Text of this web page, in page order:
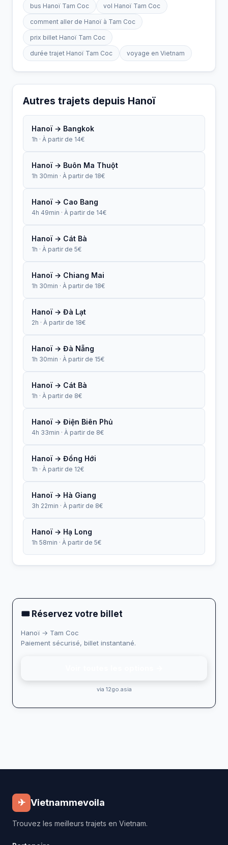
bus Hanoï Tam Coc vol Hanoï Tam Coc
comment aller de Hanoï à Tam Coc
prix billet Hanoï Tam Coc
durée trajet Hanoï Tam Coc voyage en Vietnam
Autres trajets depuis Hanoï
Hanoï → Bangkok
1h · À partir de 14€
Hanoï → Buôn Ma Thuột
1h 30min · À partir de 18€
Hanoï → Cao Bang
4h 49min · À partir de 14€
Hanoï → Cát Bà
1h · À partir de 5€
Hanoï → Chiang Mai
1h 30min · À partir de 18€
Hanoï → Đà Lạt
2h · À partir de 18€
Hanoï → Đà Nẵng
1h 30min · À partir de 15€
Hanoï → Cát Bà
1h · À partir de 8€
Hanoï → Điện Biên Phủ
4h 33min · À partir de 8€
Hanoï → Đồng Hới
1h · À partir de 12€
Hanoï → Hà Giang
3h 22min · À partir de 8€
Hanoï → Hạ Long
1h 58min · À partir de 5€
🎟 Réservez votre billet
Hanoï → Tam Coc
Paiement sécurisé, billet instantané.
via 12go.asia
✈ Vietnammevoila
Trouvez les meilleurs trajets en Vietnam.